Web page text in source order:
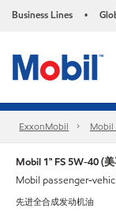
Business Lines •
ExxonMobil Mobil
Mobil 1™ FS 5W-40 (
Mobil passenger-
先进全合成发动机油